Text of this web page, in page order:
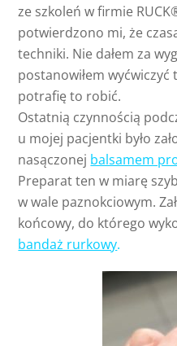
ze szkoleń w firmie
potwierdzono mi, że
techniki. Nie dałem za
postanowiłem wyćwiczyć
potrafię to robić.
Ostatnią czynnością
u mojej pacjentki było
nasączonej balsamem
Preparat ten w miarę
w wale paznokciowym.
końcowy, do którego
bandaż rurkowy.